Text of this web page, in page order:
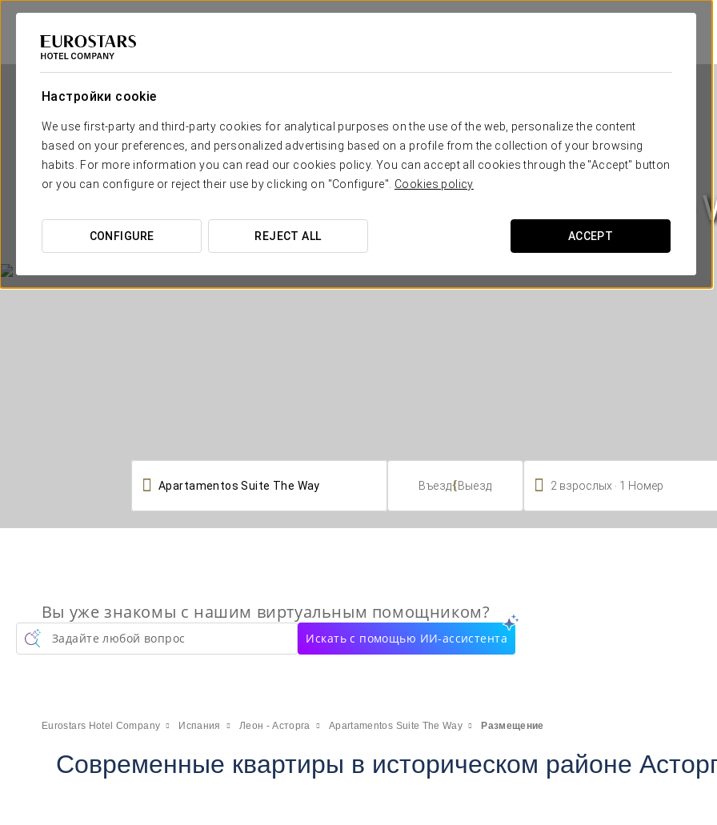
Настройки cookie
We use first-party and third-party cookies for analytical purposes on the use of the web, personalize the content
based on your preferences, and personalized advertising based on a profile from the collection of your browsing
habits. For more information you can read our cookies policy. You can accept all cookies through the "Accept" button
or you can configure or reject their use by clicking on "Configure". Cookies policy
CONFIGURE REJECT ALL ACCEPT
Apartamentos Suite The
ЛЕОН - АСТОРГА
 Въезд{Выезд  2 взрослых 1 Номер
Вы уже знакомы с нашим виртуальным помощником?
Задайте любой вопрос Искать с помощью ИИ-ассистента
Eurostars Hotel Company Испания Леон - Асторга Apartamentos Suite The Way Размещение
Современные квартиры в историческом районе